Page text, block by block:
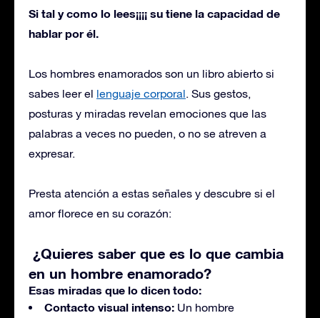
Si tal y como lo lees¡¡¡¡ su tiene la capacidad de
hablar por él.
Los hombres enamorados son un libro abierto si
sabes leer el lenguaje corporal. Sus gestos,
posturas y miradas revelan emociones que las
palabras a veces no pueden, o no se atreven a
expresar.
Presta atención a estas señales y descubre si el
amor florece en su corazón:
¿Quieres saber que es lo que cambia
en un hombre enamorado?
Esas miradas que lo dicen todo:
Contacto visual intenso: Un hombre